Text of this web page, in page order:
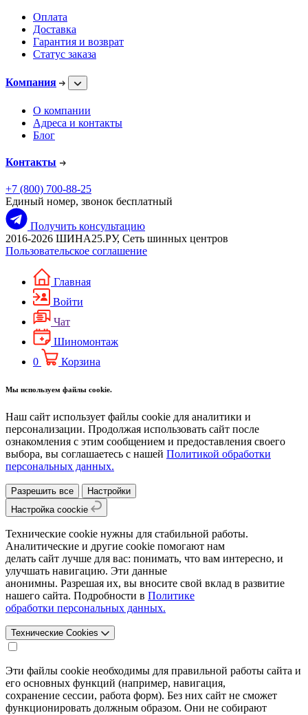
Оплата
Доставка
Гарантия и возврат
Статус заказа
Компания
О компании
Адреса и контакты
Блог
Контакты
+7 (800) 700-88-25
Единый номер, звонок бесплатный
Получить консультацию
2016-2026 ШИНА25.РУ, Сеть шинных центров
Пользовательское соглашение
Главная
Войти
Чат
Шиномонтаж
0
Корзина
Мы используем файлы cookie.
Наш сайт использует файлы cookie для аналитики и
персонализации. Продолжая использовать сайт после
ознакомления с этим сообщением и предоставления своего
выбора, вы соглашаетесь с нашей Политикой обработки
персональных данных.
Разрешить все
Настройки
Настройка coockie
Технические cookie нужны для стабильной работы.
Аналитические и другие cookie помогают нам
делать сайт лучше для вас: понимать, что вам интересно, и
улучшать навигацию. Эти данные
анонимны. Разрешая их, вы вносите свой вклад в развитие
нашего сайта. Подробности в Политике
обработки персональных данных.
Технические Cookies
Эти файлы cookie необходимы для правильной работы сайта и
его основных функций (например, навигация,
сохранение сессии, работа форм). Без них сайт не сможет
функционировать должным образом. Они не собирают